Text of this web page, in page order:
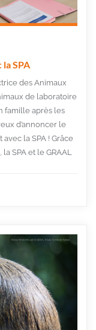
SPA
des Animaux
de laboratoire
famille après les
d’annoncer le
la SPA ! Grâce
SPA et le GRAAL